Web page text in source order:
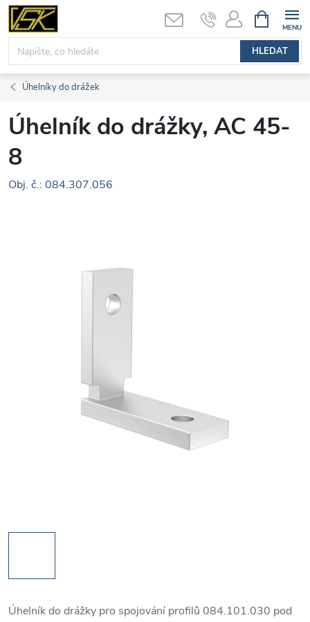
Přejít
obsah
HLEDAT
NÁKUPNÍ
KOŠÍK
Úhelníky do drážek
Úhelník do drážky, AC 45-
8
Obj. č.: 084.307.056
Úhelník do drážky pro spojování profilů 084.101.030 pod